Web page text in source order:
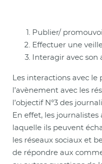
Publier/
Effectuer une
Interagir avec son
Les interactions avec
l’avènement avec les
l’objectif N°3 des
En effet, les
laquelle ils peuvent
les réseaux sociaux et
de répondre aux